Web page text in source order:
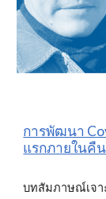
การพัฒนา
แรกภายในคืน
บทสัมภาษณ์เจา